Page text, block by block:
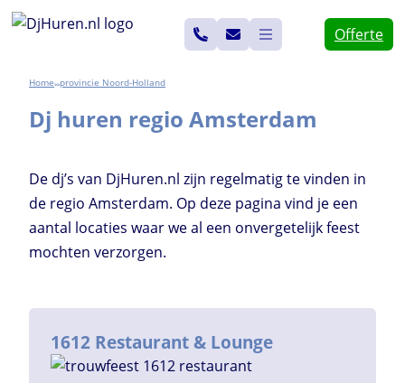
Ga
inhoud
Offerte
Home>> Noord-Holland
Dj huren regio Amsterdam
De dj’s van DjHuren.nl zijn regelmatig te vinden in
de regio Amsterdam. Op deze pagina vind je een
aantal locaties waar we al een onvergetelijk feest
mochten verzorgen.
1612 Restaurant & Lounge